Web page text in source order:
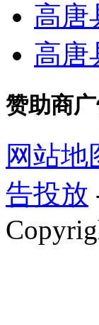
高唐
高唐
赞助商
网站地
告投放